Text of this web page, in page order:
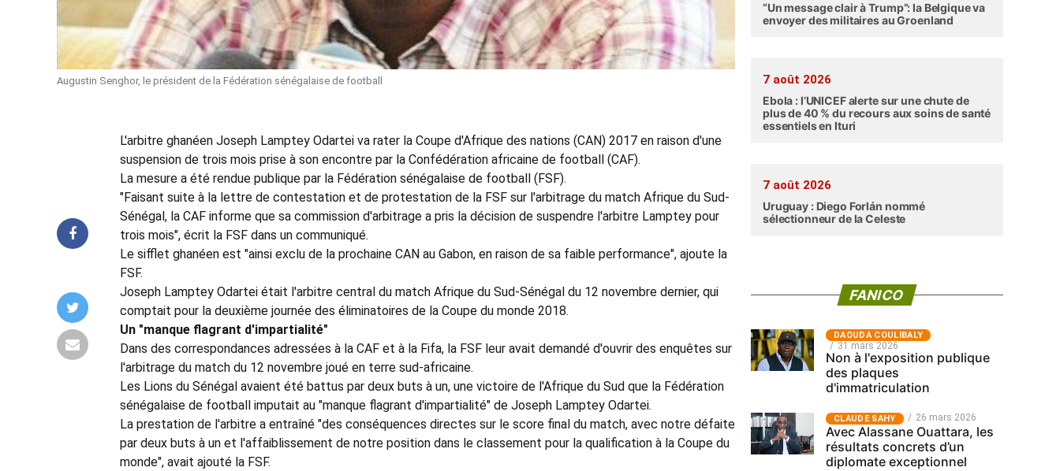
Augustin Senghor, le président de la Fédération sénégalaise de football
L'arbitre ghanéen Joseph Lamptey Odartei va rater la Coupe d'Afrique des nations (CAN) 2017 en raison d'une
suspension de trois mois prise à son encontre par la Confédération africaine de football (CAF).
La mesure a été rendue publique par la Fédération sénégalaise de football (FSF).
"Faisant suite à la lettre de contestation et de protestation de la FSF sur l'arbitrage du match Afrique du Sud-
Sénégal, la CAF informe que sa commission d'arbitrage a pris la décision de suspendre l'arbitre Lamptey pour
trois mois", écrit la FSF dans un communiqué.
Le sifflet ghanéen est "ainsi exclu de la prochaine CAN au Gabon, en raison de sa faible performance", ajoute la
FSF.
Joseph Lamptey Odartei était l'arbitre central du match Afrique du Sud-Sénégal du 12 novembre dernier, qui
comptait pour la deuxième journée des éliminatoires de la Coupe du monde 2018.
Un "manque flagrant d'impartialité"
Dans des correspondances adressées à la CAF et à la Fifa, la FSF leur avait demandé d'ouvrir des enquêtes sur
l'arbitrage du match du 12 novembre joué en terre sud-africaine.
Les Lions du Sénégal avaient été battus par deux buts à un, une victoire de l'Afrique du Sud que la Fédération
sénégalaise de football imputait au "manque flagrant d'impartialité" de Joseph Lamptey Odartei.
La prestation de l'arbitre a entraîné "des conséquences directes sur le score final du match, avec notre défaite
par deux buts à un et l'affaiblissement de notre position dans le classement pour la qualification à la Coupe du
monde", avait ajouté la FSF.
“Un message clair à Trump”: la Belgique va
envoyer des militaires au Groenland
7 août 2026
Ebola : l’UNICEF alerte sur une chute de
plus de 40 % du recours aux soins de santé
essentiels en Ituri
7 août 2026
Uruguay : Diego Forlán nommé
sélectionneur de la Celeste
FANICO
‎DAOUDA COULIBALY
31 mars 2026
Non à l'exposition publique
des plaques
d'immatriculation
CLAUDE SAHY 26 mars 2026
Avec Alassane Ouattara, les
résultats concrets d’un
diplomate exceptionnel